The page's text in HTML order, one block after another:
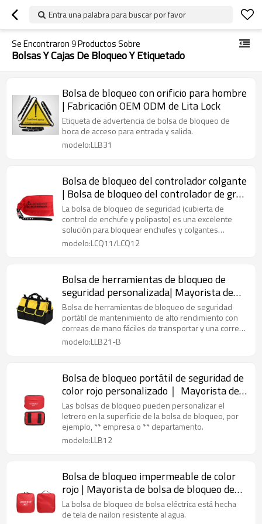
Entra una palabra para buscar por favor
Se Encontraron9Productos Sobre
Bolsas Y Cajas De Bloqueo Y Etiquetado
Bolsa de bloqueo con orificio para hombre
| Fabricación OEM ODM de Lita Lock
Etiqueta de advertencia de bolsa de bloqueo de
boca de acceso para entrada y salida.
modelo:LLB31
Bolsa de bloqueo del controlador colgante
| Bolsa de bloqueo del controlador de grúa
| Fabricación OEM ODM de Lita Lock
La bolsa de bloqueo de seguridad (cubierta de
control de enchufe y polipasto) es una excelente
solución para bloquear enchufes y colgantes
grandes.
modelo:LCQ11/LCQ12
Bolsa de herramientas de bloqueo de
seguridad personalizada| Mayorista de
bolsa de bloqueo de seguridad de China |
Lita Lock OEM ODM Fabricación
Bolsa de herramientas de bloqueo de seguridad
portátil de mantenimiento de alto rendimiento con
correas de mano fáciles de transportar y una correa
para el hombro.
modelo:LLB21-B
Bolsa de bloqueo portátil de seguridad de
color rojo personalizado｜ Mayorista de
bolsa de bloqueo de seguridad de China |
Lita Lock OEM ODM Fabricación
Las bolsas de bloqueo pueden personalizar el
letrero en la superficie de la bolsa de bloqueo, por
ejemplo, ** empresa o ** departamento.
modelo:LLB12
Bolsa de bloqueo impermeable de color
rojo | Mayorista de bolsa de bloqueo de
seguridad de China | Lita Lock OEM ODM
Fabricación
La bolsa de bloqueo de bolsa eléctrica está hecha
de tela de nailon resistente al agua.